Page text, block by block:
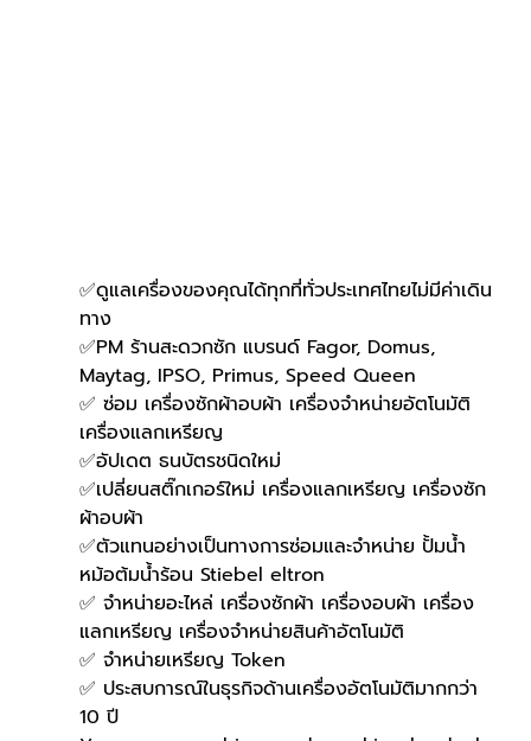
✅ดูแลเครื่องของคุณได้ทุกที่ทั่วประเทศไทยไม่มีค่าเดิน
ทาง
✅PM ร้านสะดวกซัก แบรนด์ Fagor, Domus,
Maytag, IPSO, Primus, Speed Queen
✅ ซ่อม เครื่องซักผ้าอบผ้า เครื่องจำหน่ายอัตโนมัติ
เครื่องแลกเหรียญ
✅อัปเดต ธนบัตรชนิดใหม่
✅เปลี่ยนสติ๊กเกอร์ใหม่ เครื่องแลกเหรียญ เครื่องซัก
ผ้าอบผ้า
✅ตัวแทนอย่างเป็นทางการซ่อมและจำหน่าย ปั้มน้ำ
หม้อต้มน้ำร้อน Stiebel eltron
✅ จำหน่ายอะไหล่ เครื่องซักผ้า เครื่องอบผ้า เครื่อง
แลกเหรียญ เครื่องจำหน่ายสินค้าอัตโนมัติ
✅ จำหน่ายเหรียญ Token
✅ ประสบการณ์ในธุรกิจด้านเครื่องอัตโนมัติมากกว่า
10 ปี